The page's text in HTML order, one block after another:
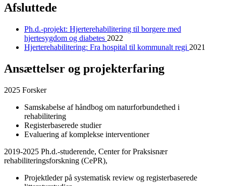
Afsluttede
Ph.d.-projekt: Hjerterehabilitering til borgere med
hjertesygdom og diabetes 2022
Hjerterehabilitering: Fra hospital til kommunalt regi 2021
Ansættelser og projekterfaring
2025 Forsker
Samskabelse af håndbog om naturforbundethed i
rehabilitering
Registerbaserede studier
Evaluering af komplekse interventioner
2019-2025 Ph.d.-studerende, Center for Praksisnær
rehabiliteringsforskning (CePR),
Projektleder på systematisk review og registerbaserede